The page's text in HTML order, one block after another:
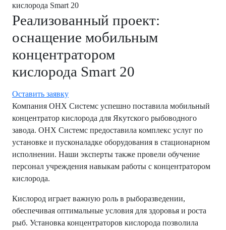
кислорода Smart 20
Реализованный проект:
оснащение мобильным
концентратором
кислорода Smart 20
Оставить заявку
Компания ОНХ Системс успешно поставила мобильный
концентратор кислорода для Якутского рыбоводного
завода. ОНХ Системс предоставила комплекс услуг по
установке и пусконаладке оборудования в стационарном
исполнении. Наши эксперты также провели обучение
персонал учреждения навыкам работы с концентратором
кислорода.
Кислород играет важную роль в рыборазведении,
обеспечивая оптимальные условия для здоровья и роста
рыб. Установка концентраторов кислорода позволила